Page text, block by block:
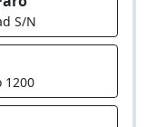
S/N
1200